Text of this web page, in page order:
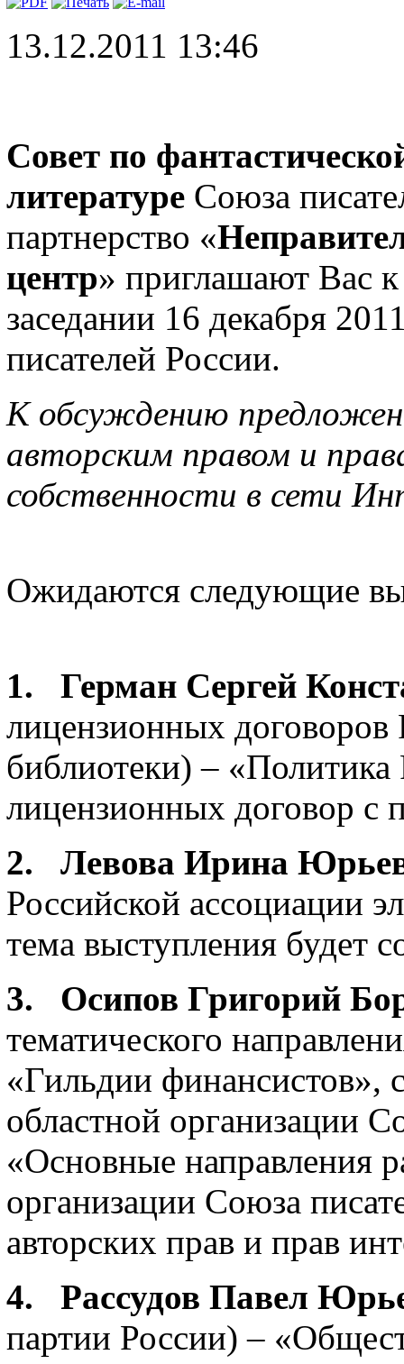
13.12.2011 13:46
Совет по
литературе Союза
партнерство «
центр» приглашают Вас
заседании 16 декабря
писателей России.
К обсуждению
авторским правом и
собственности в сети
Ожидаются следующие
1. Герман Сергей
лицензионных договоров
библиотеки) –
лицензионных договор с
2. Левова Ирина
Российской ассоциации
тема выступления будет
3. Осипов Григорий
тематического
«Гильдии финансистов»,
областной организации
«Основные направления
организации Союза
авторских прав и прав
4. Рассудов Павел
партии России) –